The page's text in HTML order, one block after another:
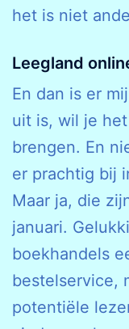
het is niet
Leegland
En dan is er
uit is, wil je
brengen. En
er prachtig bij
Maar ja, die
januari.
boekhandels
bestelservice,
potentiële